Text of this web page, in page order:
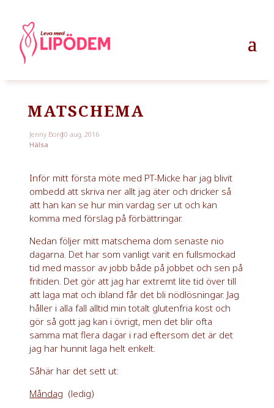
MATSCHEMA
Jenny Borg10 aug, 2016
Hälsa
Inför mitt första möte med PT-Micke har jag blivit
ombedd att skriva ner allt jag äter och dricker så
att han kan se hur min vardag ser ut och kan
komma med förslag på förbättringar.
Nedan följer mitt matschema dom senaste nio
dagarna. Det har som vanligt varit en fullsmockad
tid med massor av jobb både på jobbet och sen på
fritiden. Det gör att jag har extremt lite tid över till
att laga mat och ibland får det bli nödlösningar. Jag
håller i alla fall alltid min totalt glutenfria kost och
gör så gott jag kan i övrigt, men det blir ofta
samma mat flera dagar i rad eftersom det är det
jag har hunnit laga helt enkelt.
Såhär har det sett ut:
Måndag (ledig)